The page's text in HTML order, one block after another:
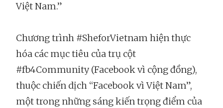
Việt Nam.”
Chương trình #SheforVietnam hiện thực
hóa các mục tiêu của trụ cột
#fb4Community (Facebook vì cộng đồng),
thuộc chiến dịch “Facebook vì Việt Nam”,
một trong những sáng kiến trọng điểm của